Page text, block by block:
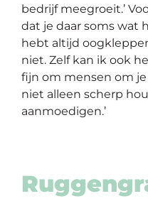
bedrijf meegroeit.’
dat je daar soms wat
hebt altijd
niet. Zelf kan ik ook
fijn om mensen om
niet alleen scherp
aanmoedigen.’